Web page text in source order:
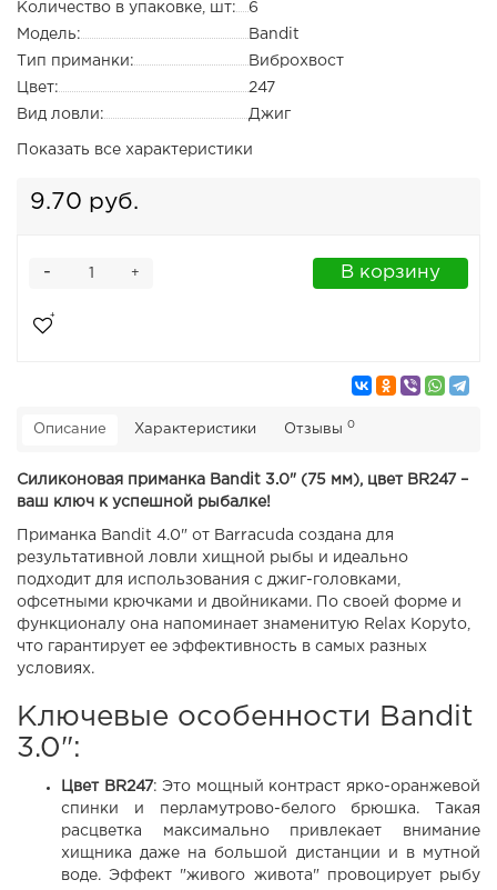
Количество в упаковке, шт:
6
Модель:
Bandit
Тип приманки:
Виброхвост
Цвет:
247
Вид ловли:
Джиг
Показать все характеристики
9.70 руб.
+
- В корзину
Описание Характеристики Отзывы 0
Силиконовая приманка Bandit 3.0" (75 мм), цвет BR247 –
ваш ключ к успешной рыбалке!
Приманка Bandit 4.0" от Barracuda создана для
результативной ловли хищной рыбы и идеально
подходит для использования с джиг-головками,
офсетными крючками и двойниками. По своей форме и
функционалу она напоминает знаменитую Relax Kopyto,
что гарантирует ее эффективность в самых разных
условиях.
Ключевые особенности Bandit
3.0":
Цвет BR247: Это мощный контраст ярко-оранжевой
спинки и перламутрово-белого брюшка. Такая
расцветка максимально привлекает внимание
хищника даже на большой дистанции и в мутной
воде. Эффект "живого живота" провоцирует рыбу